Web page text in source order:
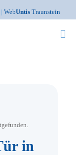
| WebUntis Traunstein
in